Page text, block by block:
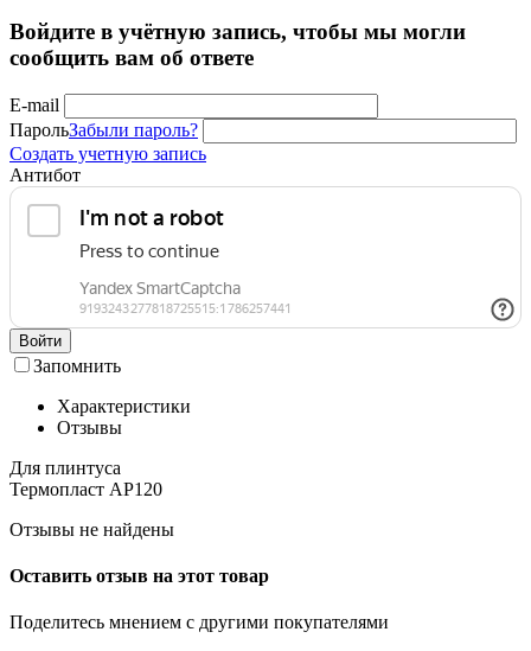
Войдите в учётную запись, чтобы мы могли
сообщить вам об ответе
E-mail
ПарольЗабыли пароль?
Создать учетную запись
Антибот
Войти
Запомнить
Характеристики
Отзывы
Для плинтуса
Термопласт АР120
Отзывы не найдены
Оставить отзыв на этот товар
Поделитесь мнением с другими покупателями